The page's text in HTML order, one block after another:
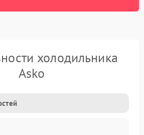
холодильника
Asko